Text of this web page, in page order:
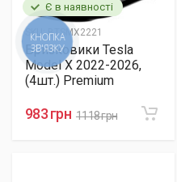
Є в наявності
SKU:BTSMX2221
Бризковики Tesla
Model X 2022-2026,
(4шт.) Premium
983 грн 1118 грн
КНОПКА
ЗВ'ЯЗКУ